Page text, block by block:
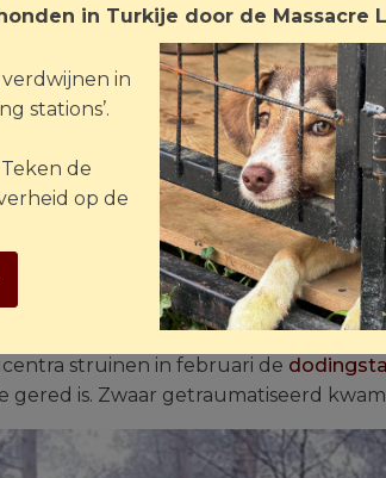
Maar tegelijk zo getraumatiseerd.
strak tussen haar poten. En ze keek
Wat is haar aangedaan dat ze
en Marten Jesse, dus het
begreep ik pas toen ik terug
een galgo.
50.000 galgo’s gedumpt. Soms op
aan een boom met hun
struinen in februari de
gered is. Zwaar getraumatiseerd
in Turkije door de Massacre
in
stations’.
de
op de